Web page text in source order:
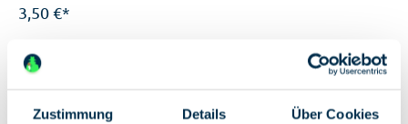
Zustimmung Details Über Cookies
3,50 €*
Einzigartige Features:
Motiv Ministerium für Staatssicherheit